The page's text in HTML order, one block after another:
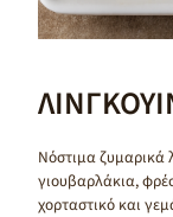
Νόστιμα ζυμαρικά
γιουβαρλάκια,
χορταστικό και